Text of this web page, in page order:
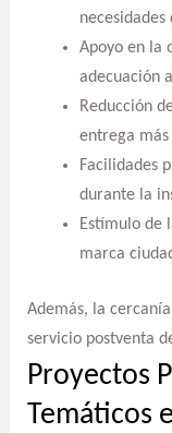
Apoyo en la
adecuación
Reducción
entrega más
Facilidades
durante la
Estímulo de
marca
Además, la
servicio postventa
Proyectos
Temáticos